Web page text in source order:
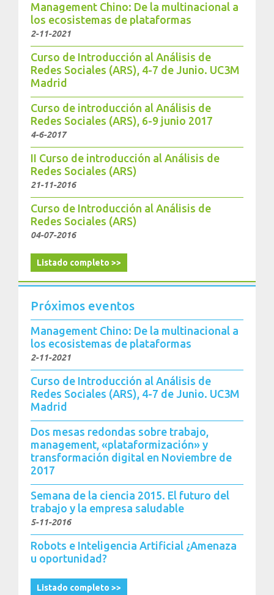
Management Chino: De la multinacional a
los ecosistemas de plataformas
2-11-2021
Curso de Introducción al Análisis de
Redes Sociales (ARS), 4-7 de Junio. UC3M
Madrid
Curso de introducción al Análisis de
Redes Sociales (ARS), 6-9 junio 2017
4-6-2017
II Curso de introducción al Análisis de
Redes Sociales (ARS)
21-11-2016
Curso de Introducción al Análisis de
Redes Sociales (ARS)
04-07-2016
Listado completo >>
Próximos eventos
Management Chino: De la multinacional a
los ecosistemas de plataformas
2-11-2021
Curso de Introducción al Análisis de
Redes Sociales (ARS), 4-7 de Junio. UC3M
Madrid
Dos mesas redondas sobre trabajo,
management, «plataformización» y
transformación digital en Noviembre de
2017
Semana de la ciencia 2015. El futuro del
trabajo y la empresa saludable
5-11-2016
Robots e Inteligencia Artificial ¿Amenaza
u oportunidad?
Listado completo >>